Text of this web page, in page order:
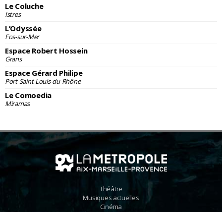
Le Coluche
Istres
L’Odyssée
Fos-sur-Mer
Espace Robert Hossein
Grans
Espace Gérard Philipe
Port-Saint-Louis-du-Rhône
Le Comoedia
Miramas
Théâtre
Musiques actuelles
Cinéma